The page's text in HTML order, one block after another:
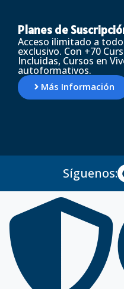
Planes de
Acceso ilimitado a
exclusivo. Con +70
Incluidas, Cursos en
autoformativos.
Más Información
Síguenos: